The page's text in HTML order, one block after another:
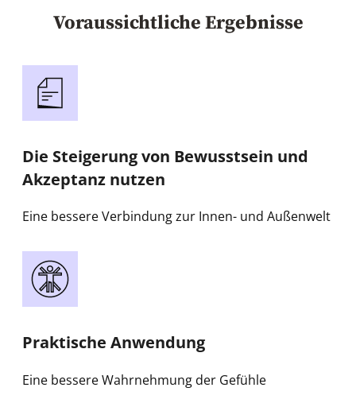
Voraussichtliche Ergebnisse
Die Steigerung von Bewusstsein und
Akzeptanz nutzen
Eine bessere Verbindung zur Innen- und Außenwelt
Praktische Anwendung
Eine bessere Wahrnehmung der Gefühle